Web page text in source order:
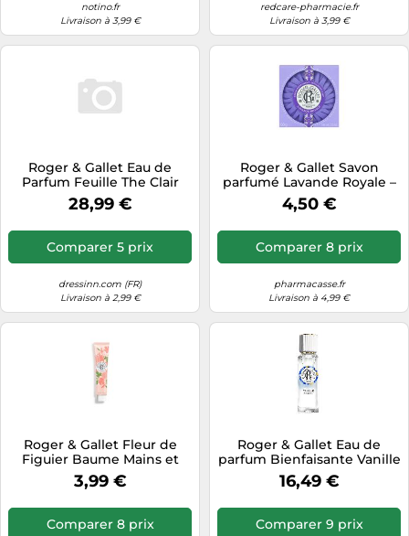
notino.fr
Livraison à 3,99 €
redcare-pharmacie.fr
Livraison à 3,99 €
Roger & Gallet Eau de
Parfum Feuille The Clair
Homme 100 ml
28,99 €
Comparer 5 prix
dressinn.com (FR)
Livraison à 2,99 €
Roger & Gallet Savon
parfumé Lavande Royale –
100 g
4,50 €
Comparer 8 prix
pharmacasse.fr
Livraison à 4,99 €
Roger & Gallet Fleur de
Figuier Baume Mains et
Ongles 30mL
3,99 €
Comparer 8 prix
Roger & Gallet Eau de
parfum Bienfaisante Vanille
Soleil – 30 ml
16,49 €
Comparer 9 prix